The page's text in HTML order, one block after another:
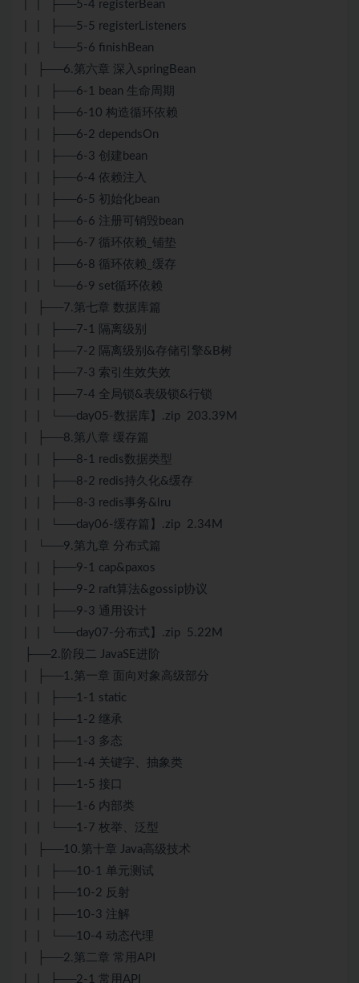
| | ├──5-4 registerBean
| | ├──5-5 registerListeners
| | └──5-6 finishBean
| ├──6.第六章 深入springBean
| | ├──6-1 bean 生命周期
| | ├──6-10 构造循环依赖
| | ├──6-2 dependsOn
| | ├──6-3 创建bean
| | ├──6-4 依赖注入
| | ├──6-5 初始化bean
| | ├──6-6 注册可销毁bean
| | ├──6-7 循环依赖_铺垫
| | ├──6-8 循环依赖_缓存
| | └──6-9 set循环依赖
| ├──7.第七章 数据库篇
| | ├──7-1 隔离级别
| | ├──7-2 隔离级别&存储引擎&B树
| | ├──7-3 索引生效失效
| | ├──7-4 全局锁&表级锁&行锁
| | └──day05-数据库】.zip 203.39M
| ├──8.第八章 缓存篇
| | ├──8-1 redis数据类型
| | ├──8-2 redis持久化&缓存
| | ├──8-3 redis事务&lru
| | └──day06-缓存篇】.zip 2.34M
| └──9.第九章 分布式篇
| | ├──9-1 cap&paxos
| | ├──9-2 raft算法&gossip协议
| | ├──9-3 通用设计
| | └──day07-分布式】.zip 5.22M
├──2.阶段二 JavaSE进阶
| ├──1.第一章 面向对象高级部分
| | ├──1-1 static
| | ├──1-2 继承
| | ├──1-3 多态
| | ├──1-4 关键字、抽象类
| | ├──1-5 接口
| | ├──1-6 内部类
| | └──1-7 枚举、泛型
| ├──10.第十章 Java高级技术
| | ├──10-1 单元测试
| | ├──10-2 反射
| | ├──10-3 注解
| | └──10-4 动态代理
| ├──2.第二章 常用API
| | ├──2-1 常用API